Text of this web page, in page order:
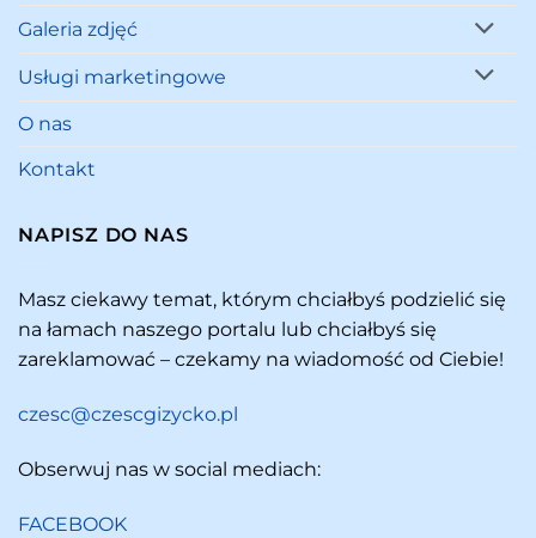
Galeria zdjęć
Usługi marketingowe
O nas
Kontakt
NAPISZ DO NAS
Masz ciekawy temat, którym chciałbyś podzielić się
na łamach naszego portalu lub chciałbyś się
zareklamować – czekamy na wiadomość od Ciebie!
czesc@czescgizycko.pl
Obserwuj nas w social mediach:
FACEBOOK